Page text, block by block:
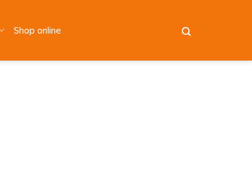
Shop online